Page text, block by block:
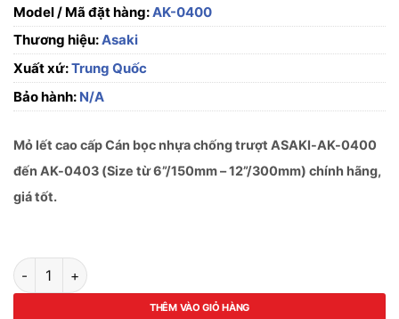
Model / Mã đặt hàng:AK-0400
Thương hiệu:Asaki
Xuất xứ:Trung Quốc
Bảo hành: N/A
Mỏ lết cao cấp Cán bọc nhựa chống trượt ASAKI-AK-0400
đến AK-0403 (Size từ 6”/150mm – 12”/300mm) chính hãng,
giá tốt.
Mỏ lết cao cấp Cán bọc nhựa chống trượt ASAKI-AK-0400
THÊM VÀO GIỎ HÀNG